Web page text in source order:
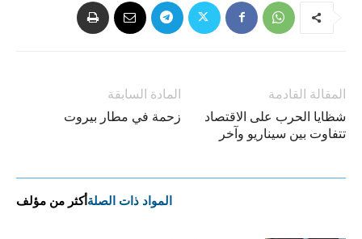
المادة السابقة
زحمة في مطار بيروت
المقالة القادمة
شظايا الحرب على الاقتصاد
تتفاوت بين سيناريو وآخر
المواد ذات الصلة أكثر من مؤلف